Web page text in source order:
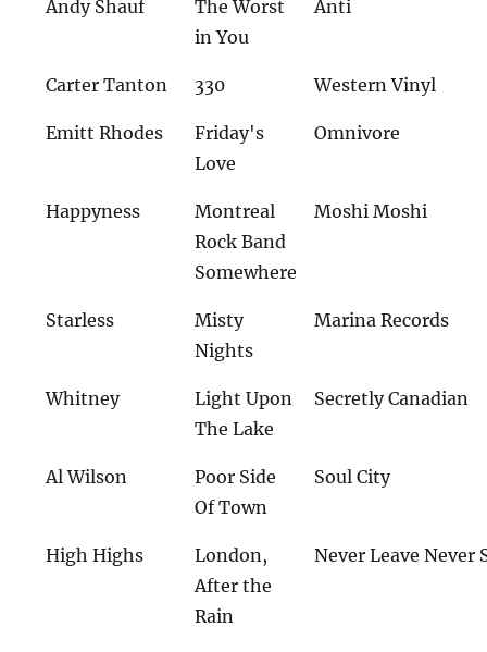
Andy Shauf
The Worst
in You
Anti
Carter Tanton 330 Western Vinyl
Emitt Rhodes
Friday's
Love
Omnivore
Happyness
Montreal
Rock Band
Somewhere
Moshi Moshi
Starless
Misty
Nights
Marina Records
Whitney
Light Upon
The Lake
Secretly Canadian
Al Wilson
Poor Side
Of Town
Soul City
High Highs
London,
After the
Rain
Never Leave Never